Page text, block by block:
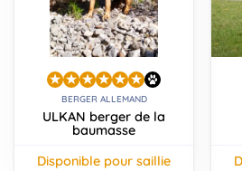
BERGER ALLEMAND
ULKAN berger de la
baumasse
disponible pour saillie